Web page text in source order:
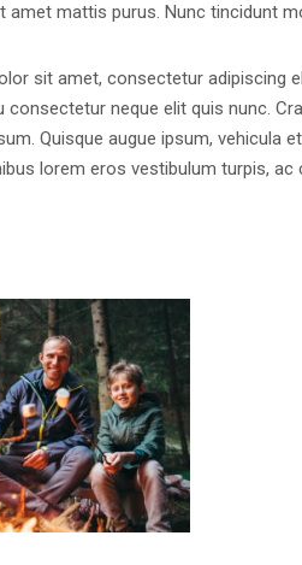
amet mattis purus. Nunc tincidunt
sit amet, consectetur adipiscing
consectetur neque elit quis nunc.
Quisque augue ipsum, vehicula
lorem eros vestibulum turpis, ac